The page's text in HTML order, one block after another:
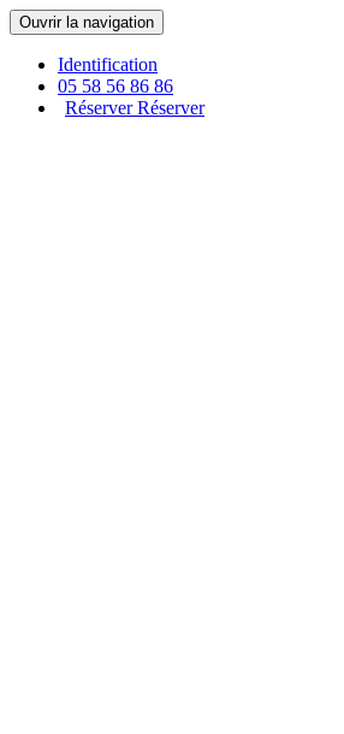
Ouvrir la navigation
Identification
05 58 56 86 86
Réserver Réserver
Panneau de gestion des cookies